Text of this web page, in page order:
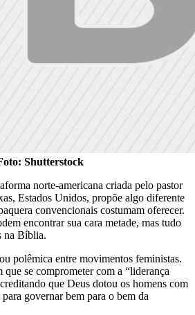
Shutterstock
norte-americana criada pelo pastor
Estados Unidos, propõe algo diferente
convencionais costumam oferecer.
encontrar sua cara metade, mas tudo
na Bíblia.
polêmica entre movimentos feministas.
que se comprometer com a “liderança
que Deus dotou os homens com
governar bem para o bem da